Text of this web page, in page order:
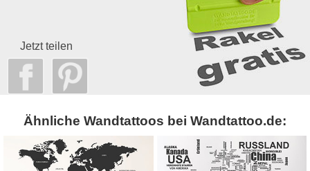
Jetzt teilen
Ähnliche Wandtattoos bei Wandtattoo.de: